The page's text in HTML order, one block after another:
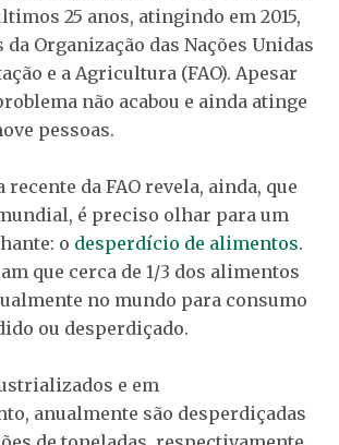
25 anos, atingindo em 2015,
da Organização das Nações Unidas
e a Agricultura (FAO). Apesar
não acabou e ainda atinge
pessoas.
recente da FAO revela, ainda, que
é preciso olhar para um
o desperdício de alimentos.
que cerca de 1/3 dos alimentos
no mundo para consumo
ou desperdiçado.
e em
anualmente são desperdiçadas